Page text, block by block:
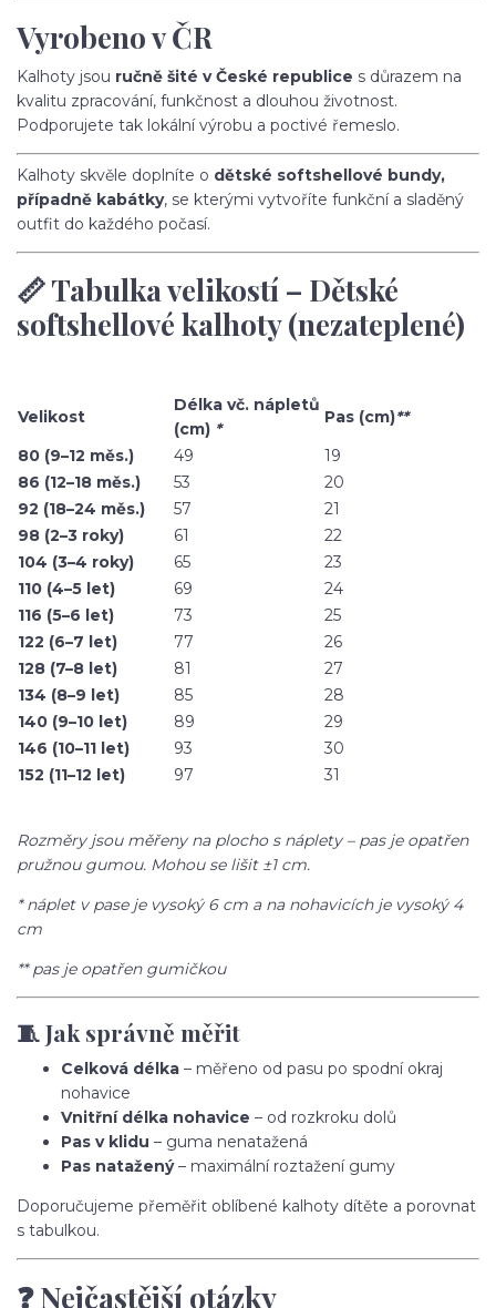
Vyrobeno v ČR
Kalhoty jsou ručně šité v České republice s důrazem na
kvalitu zpracování, funkčnost a dlouhou životnost.
Podporujete tak lokální výrobu a poctivé řemeslo.
Kalhoty skvěle doplníte o dětské softshellové bundy,
případně kabátky, se kterými vytvoříte funkční a sladěný
outfit do každého počasí.
📏 Tabulka velikostí – Dětské
softshellové kalhoty (nezateplené)
Velikost
Délka vč. nápletů
(cm) *
Pas (cm)**
80 (9–12 měs.)
49
19
86 (12–18 měs.)
53
20
92 (18–24 měs.)
57
21
98 (2–3 roky)
61
22
104 (3–4 roky)
65
23
110 (4–5 let)
69
24
116 (5–6 let)
73
25
122 (6–7 let)
77
26
128 (7–8 let)
81
27
134 (8–9 let)
85
28
140 (9–10 let)
89
29
146 (10–11 let)
93
30
152 (11–12 let)
97 31
Rozměry jsou měřeny na plocho s náplety – pas je opatřen
pružnou gumou. Mohou se lišit ±1 cm.
* náplet v pase je vysoký 6 cm a na nohavicích je vysoký 4
cm
** pas je opatřen gumičkou
🧵 Jak správně měřit
Celková délka – měřeno od pasu po spodní okraj
nohavice
Vnitřní délka nohavice – od rozkroku dolů
Pas v klidu – guma nenatažená
Pas natažený– maximální roztažení gumy
Doporučujeme přeměřit oblíbené kalhoty dítěte a porovnat
s tabulkou.
❓ Nejčastější otázky